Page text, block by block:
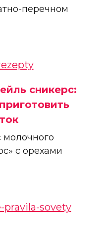
перечном
сникерс:
молочного
с орехами